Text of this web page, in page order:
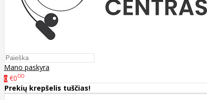
Mano paskyra
0 €000
Prekių krepšelis tuščias!